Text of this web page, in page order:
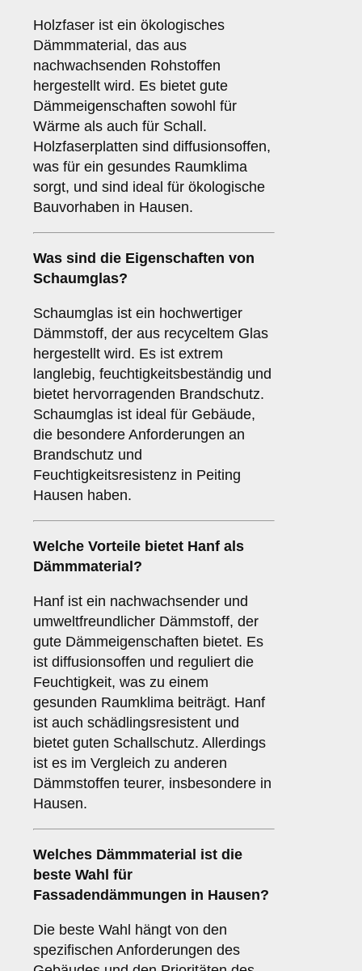
Holzfaser ist ein ökologisches
Dämmmaterial, das aus
nachwachsenden Rohstoffen
hergestellt wird. Es bietet gute
Dämmeigenschaften sowohl für
Wärme als auch für Schall.
Holzfaserplatten sind diffusionsoffen,
was für ein gesundes Raumklima
sorgt, und sind ideal für ökologische
Bauvorhaben in Hausen.
Was sind die Eigenschaften von
Schaumglas?
Schaumglas ist ein hochwertiger
Dämmstoff, der aus recyceltem Glas
hergestellt wird. Es ist extrem
langlebig, feuchtigkeitsbeständig und
bietet hervorragenden Brandschutz.
Schaumglas ist ideal für Gebäude,
die besondere Anforderungen an
Brandschutz und
Feuchtigkeitsresistenz in Peiting
Hausen haben.
Welche Vorteile bietet Hanf als
Dämmmaterial?
Hanf ist ein nachwachsender und
umweltfreundlicher Dämmstoff, der
gute Dämmeigenschaften bietet. Es
ist diffusionsoffen und reguliert die
Feuchtigkeit, was zu einem
gesunden Raumklima beiträgt. Hanf
ist auch schädlingsresistent und
bietet guten Schallschutz. Allerdings
ist es im Vergleich zu anderen
Dämmstoffen teurer, insbesondere in
Hausen.
Welches Dämmmaterial ist die
beste Wahl für
Fassadendämmungen in Hausen?
Die beste Wahl hängt von den
spezifischen Anforderungen des